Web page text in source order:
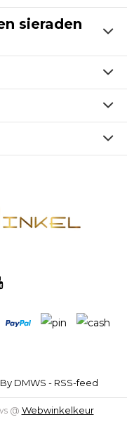
sieraden
DMWS - RSS-feed
@ Webwinkelkeur